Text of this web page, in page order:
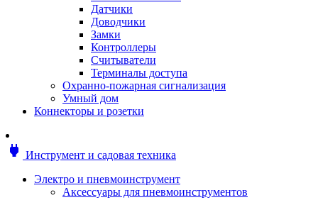
Генераторы
Снегоуборщики
Воздуходувки
Цепные и бензопилы
Оснастка к садовой технике
Садовые насосы
Поливочное оборудование
Садовые измельчители
Гидроаккумуляторы
Аксессуары для садовых инструментов
Инструмент ручной
Лопаты
Датчики
Доводчики
Замки
Контроллеры
Считыватели
Терминалы доступа
Охранно-пожарная сигнализация
Умный дом
Коннекторы и розетки
power Инструмент и садовая техника
Электро и пневмоинструмент
Аксессуары для пневмоинструментов